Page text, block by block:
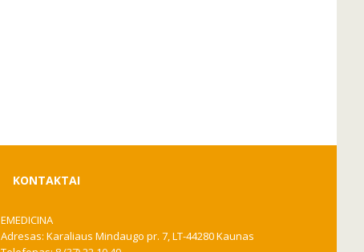
KONTAKTAI
EMEDICINA
Adresas: Karaliaus Mindaugo pr. 7, LT-44280 Kaunas